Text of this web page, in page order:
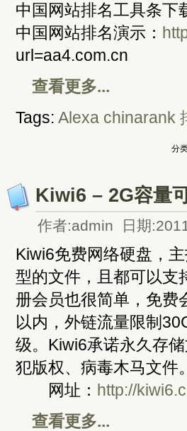
中国网站排名工具条下
中国网站排名演示：
url=aa4.com.cn
查看更多...
Tags: Alexa chinarank
分
Kiwi6 – 2G容量
作者:admin 日期
Kiwi6免费网络硬盘，
型的文件，且都可以支
册会员也很简单，免费
以内，外链流量限制
级。Kiwi6承诺永久存
犯版权、病毒木马文件
网址： http://
查看更多...